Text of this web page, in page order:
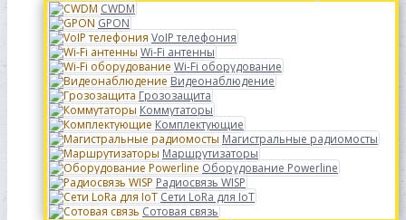
CWDM
GPON
VoIP телефония
Wi-Fi антенны
Wi-Fi оборудование
Видеонаблюдение
Грозозащита
Коммутаторы
Комплектующие
Магистральные радиомосты
Маршрутизаторы
Оборудование Powerline
Радиосвязь WISP
Сети LoRa для IoT
Сотовая связь